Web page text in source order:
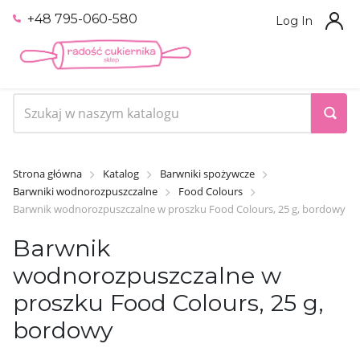
+48 795-060-580 Log In
Strona główna Katalog
Barwniki spożywcze
Barwniki wodnorozpuszczalne
Food Colours
Barwnik wodnorozpuszczalne w proszku Food Colours, 25 g, bordowy
Barwnik
wodnorozpuszczalne w
proszku Food Colours, 25 g,
bordowy